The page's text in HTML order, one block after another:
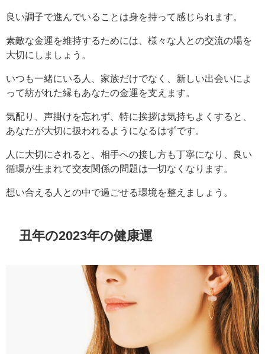
良い調子で進んでいることは身を持って感じられます。
素敵な金運を維持するためには、様々な人との交流の場を
大切にしましょう。
いつも一緒にいる人、家族だけでなく、新しい出会いによ
って紡がれた縁もあなたの金運を支えます。
気配り、声掛けを忘れず、特に挨拶は気持ちよくすると、
あなたが大切に扱われるようになるはずです。
人に大切にされると、相手への接し方も丁寧になり、良い
循環が生まれて交友関係の問題は一切なくなります。
想い合える人との中で過ごせる環境を整えましょう。
丑年の2023年の健康運